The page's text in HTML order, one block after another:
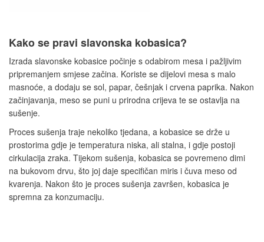
Kako se pravi slavonska kobasica?
Izrada slavonske kobasice počinje s odabirom mesa i pažljivim
pripremanjem smjese začina. Koriste se dijelovi mesa s malo
masnoće, a dodaju se sol, papar, češnjak i crvena paprika. Nakon
začinjavanja, meso se puni u prirodna crijeva te se ostavlja na
sušenje.
Proces sušenja traje nekoliko tjedana, a kobasice se drže u
prostorima gdje je temperatura niska, ali stalna, i gdje postoji
cirkulacija zraka. Tijekom sušenja, kobasica se povremeno dimi
na bukovom drvu, što joj daje specifičan miris i čuva meso od
kvarenja. Nakon što je proces sušenja završen, kobasica je
spremna za konzumaciju.